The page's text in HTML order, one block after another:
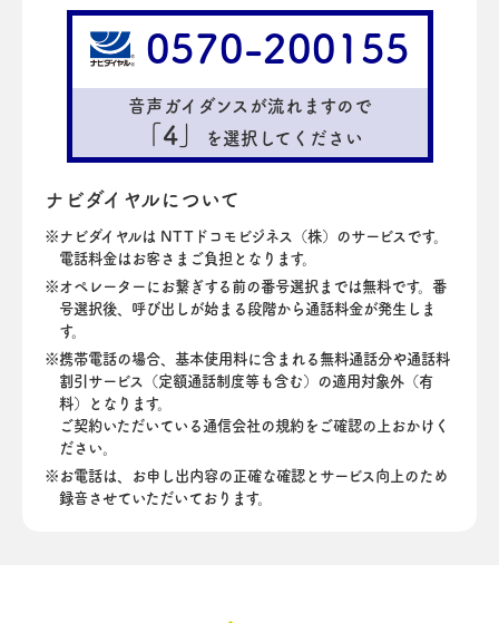
0570-200155
音声ガイダンスが流れますので
「4」 を選択してください
ナビダイヤルについて
ナビダイヤルは NTTドコモビジネス（株）のサービスです。
電話料金はお客さまご負担となります。
オペレーターにお繋ぎする前の番号選択までは無料です。番
号選択後、呼び出しが始まる段階から通話料金が発生しま
す。
携帯電話の場合、基本使用料に含まれる無料通話分や通話料
割引サービス（定額通話制度等も含む）の適用対象外（有
料）となります。
ご契約いただいている通信会社の規約をご確認の上おかけく
ださい。
お電話は、お申し出内容の正確な確認とサービス向上のため
録音させていただいております。